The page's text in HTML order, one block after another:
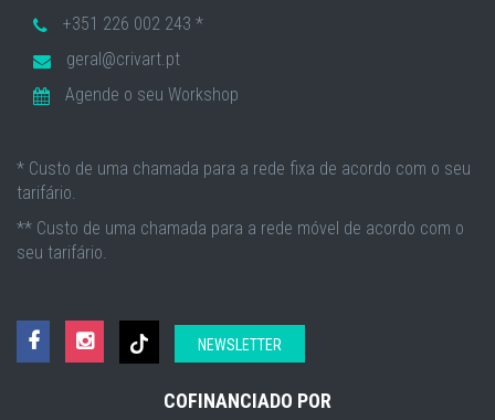
+351 226 002 243 *
geral@crivart.pt
Agende o seu Workshop
* Custo de uma chamada para a rede fixa de acordo com o seu
tarifário.
** Custo de uma chamada para a rede móvel de acordo com o
seu tarifário.
NEWSLETTER
COFINANCIADO POR